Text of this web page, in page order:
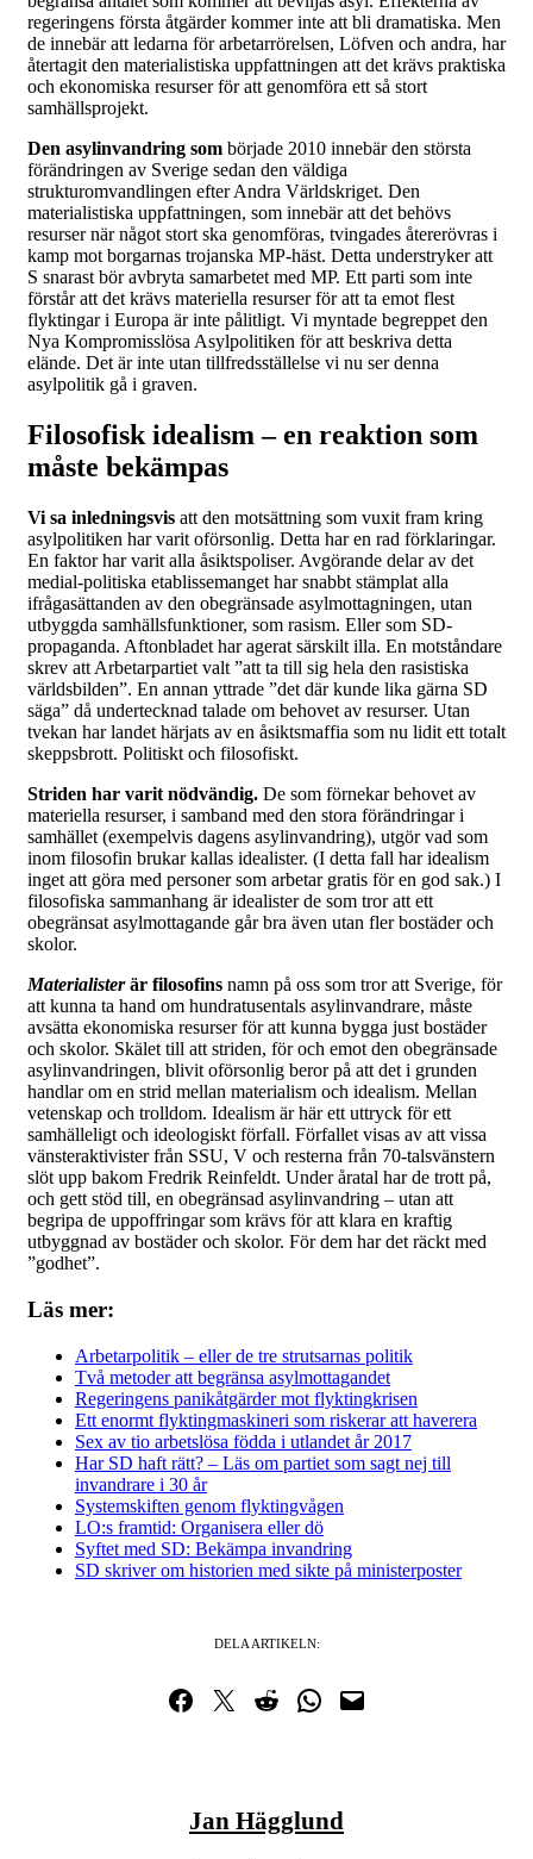
regeringens första åtgärder kommer inte att bli dramatiska. Men
de innebär att ledarna för arbetarrörelsen, Löfven och andra, har
återtagit den materialistiska uppfattningen att det krävs praktiska
och ekonomiska resurser för att genomföra ett så stort
samhällsprojekt.
Den asylinvandring som började 2010 innebär den största
förändringen av Sverige sedan den väldiga
strukturomvandlingen efter Andra Världskriget. Den
materialistiska uppfattningen, som innebär att det behövs
resurser när något stort ska genomföras, tvingades återerövras i
kamp mot borgarnas trojanska MP-häst. Detta understryker att
S snarast bör avbryta samarbetet med MP. Ett parti som inte
förstår att det krävs materiella resurser för att ta emot flest
flyktingar i Europa är inte pålitligt. Vi myntade begreppet den
Nya Kompromisslösa Asylpolitiken för att beskriva detta
elände. Det är inte utan tillfredsställelse vi nu ser denna
asylpolitik gå i graven.
Filosofisk idealism – en reaktion som
måste bekämpas
Vi sa inledningsvis att den motsättning som vuxit fram kring
asylpolitiken har varit oförsonlig. Detta har en rad förklaringar.
En faktor har varit alla åsiktspoliser. Avgörande delar av det
medial-politiska etablissemanget har snabbt stämplat alla
ifrågasättanden av den obegränsade asylmottagningen, utan
utbyggda samhällsfunktioner, som rasism. Eller som SD-
propaganda. Aftonbladet har agerat särskilt illa. En motståndare
skrev att Arbetarpartiet valt ”att ta till sig hela den rasistiska
världsbilden”. En annan yttrade ”det där kunde lika gärna SD
säga” då undertecknad talade om behovet av resurser. Utan
tvekan har landet härjats av en åsiktsmaffia som nu lidit ett totalt
skeppsbrott. Politiskt och filosofiskt.
Striden har varit nödvändig. De som förnekar behovet av
materiella resurser, i samband med den stora förändringar i
samhället (exempelvis dagens asylinvandring), utgör vad som
inom filosofin brukar kallas idealister. (I detta fall har idealism
inget att göra med personer som arbetar gratis för en god sak.) I
filosofiska sammanhang är idealister de som tror att ett
obegränsat asylmottagande går bra även utan fler bostäder och
skolor.
Materialisterär filosofins namn på oss som tror att Sverige, för
att kunna ta hand om hundratusentals asylinvandrare, måste
avsätta ekonomiska resurser för att kunna bygga just bostäder
och skolor. Skälet till att striden, för och emot den obegränsade
asylinvandringen, blivit oförsonlig beror på att det i grunden
handlar om en strid mellan materialism och idealism. Mellan
vetenskap och trolldom. Idealism är här ett uttryck för ett
samhälleligt och ideologiskt förfall. Förfallet visas av att vissa
vänsteraktivister från SSU, V och resterna från 70-talsvänstern
slöt upp bakom Fredrik Reinfeldt. Under åratal har de trott på,
och gett stöd till, en obegränsad asylinvandring – utan att
begripa de uppoffringar som krävs för att klara en kraftig
utbyggnad av bostäder och skolor. För dem har det räckt med
”godhet”.
Läs mer:
Arbetarpolitik – eller de tre strutsarnas politik
Två metoder att begränsa asylmottagandet
Regeringens panikåtgärder mot flyktingkrisen
Ett enormt flyktingmaskineri som riskerar att haverera
Sex av tio arbetslösa födda i utlandet år 2017
Har SD haft rätt? – Läs om partiet som sagt nej till
invandrare i 30 år
Systemskiften genom flyktingvågen
LO:s framtid: Organisera eller dö
Syftet med SD: Bekämpa invandring
SD skriver om historien med sikte på ministerposter
DELA ARTIKELN:
Dela på Facebook
Dela på TwitterDela på RedditDela i WhatsApp
Maila en länk
Jan Hägglund